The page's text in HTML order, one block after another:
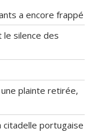
a encore frappé
silence des
plainte retirée,
citadelle portugaise